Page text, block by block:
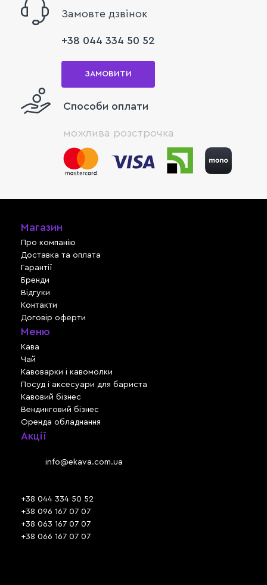
Замовте дзвінок
+38 044 334 50 52
ЗАМОВИТИ
Способи оплати
можлива розстрочка
Магазин
Про компанію
Доставка та оплата
Гарантії
Бренди
Відгуки
Контакти
Договір оферти
Меню
Кава
Чай
Кавоварки і кавомолки
Посуд і аксесуари для бариста
Кавовий бізнес
Вендинговий бізнес
Оренда обладнання
Акції
info@ekava.com.ua
+38 044 334 50 52
+38 096 167 07 07
+38 063 167 07 07
+38 066 167 07 07